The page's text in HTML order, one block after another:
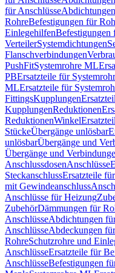
für Anschlüsse
RohreBefestigungen für
EinlegehilfenBefestigungen
VerteilerSystemdichtungen
Flanschverbindungen
PushFitSystemrohre ML
PBErsatzteile für
MLErsatzteile für
FittingsKupplungen
KupplungenReduktionen
ReduktionenWinkel
StückeÜbergänge unlösbar
unlösbarÜbergänge und
Übergänge und
AnschlussdosenAnschlüsse
SteckanschlussErsatzteile
mit Gewindeanschluss
Anschlüsse für Heizung
ZubehörDämmungen für
AnschlüsseAbdichtungen
AnschlüsseAbdeckungen
RohreSchutzrohre und
AnschlüsseErsatzteile für
AnschlüsseBefestigungen